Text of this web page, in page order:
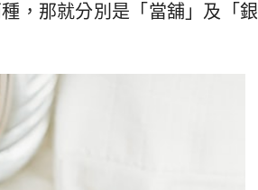
，那就分別是「當舖」及「